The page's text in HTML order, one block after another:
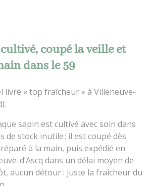
coupé la veille et
dans le 59
livré « top fraîcheur » à Villeneuve-
sapin est cultivé avec soin dans
de stock inutile : il est coupé dès
à la main, puis expédié en
d’Ascq dans un délai moyen de
aucun détour : juste la fraîcheur du